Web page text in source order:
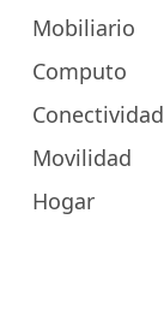
Mobiliario
Computo
Conectividad
Movilidad
Hogar